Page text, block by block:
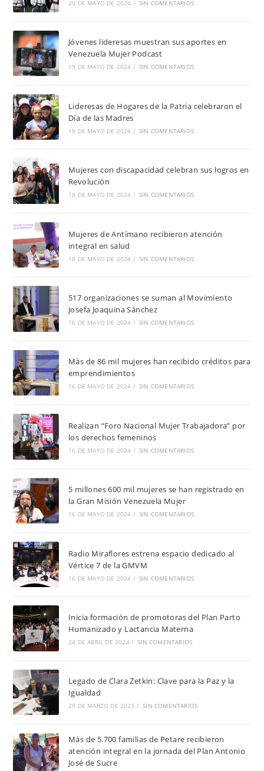
20 DE MAYO DE 2024 / SIN COMENTARIOS
Jóvenes lideresas muestran sus aportes en
Venezuela Mujer Podcast
19 DE MAYO DE 2024 / SIN COMENTARIOS
Lideresas de Hogares de la Patria celebraron el
Día de las Madres
18 DE MAYO DE 2024 / SIN COMENTARIOS
Mujeres con discapacidad celebran sus logros en
Revolución
18 DE MAYO DE 2024 / SIN COMENTARIOS
Mujeres de Antímano recibieron atención
integral en salud
18 DE MAYO DE 2024 / SIN COMENTARIOS
517 organizaciones se suman al Movimiento
Josefa Joaquina Sánchez
16 DE MAYO DE 2024 / SIN COMENTARIOS
Más de 86 mil mujeres han recibido créditos para
emprendimientos
16 DE MAYO DE 2024 / SIN COMENTARIOS
Realizan “Foro Nacional Mujer Trabajadora” por
los derechos femeninos
16 DE MAYO DE 2024 / SIN COMENTARIOS
5 millones 600 mil mujeres se han registrado en
la Gran Misión Venezuela Mujer
16 DE MAYO DE 2024 / SIN COMENTARIOS
Radio Miraflores estrena espacio dedicado al
Vértice 7 de la GMVM
16 DE MAYO DE 2024 / SIN COMENTARIOS
Inicia formación de promotoras del Plan Parto
Humanizado y Lactancia Materna
24 DE ABRIL DE 2024 / SIN COMENTARIOS
Legado de Clara Zetkin: Clave para la Paz y la
Igualdad
29 DE MARZO DE 2025 / SIN COMENTARIOS
Más de 5.700 familias de Petare recibieron
atención integral en la jornada del Plan Antonio
José de Sucre